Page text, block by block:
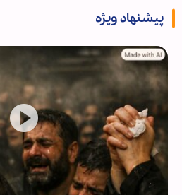
پیشنهاد ویژه